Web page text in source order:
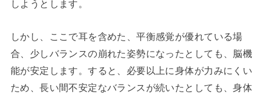
しようとします。
しかし、ここで耳を含めた、平衡感覚が優れている場
合、少しバランスの崩れた姿勢になったとしても、脳機
能が安定します。すると、必要以上に身体が力みにくい
ため、長い間不安定なバランスが続いたとしても、身体